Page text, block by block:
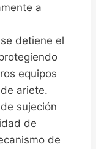
a
detiene el
equipos
ariete.
sujeción
de
de